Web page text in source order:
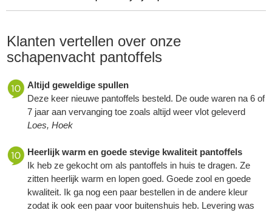
Klanten vertellen over onze
schapenvacht pantoffels
Altijd geweldige spullen
Deze keer nieuwe pantoffels besteld. De oude waren na 6 of
7 jaar aan vervanging toe zoals altijd weer vlot geleverd
Loes, Hoek
Heerlijk warm en goede stevige kwaliteit pantoffels
Ik heb ze gekocht om als pantoffels in huis te dragen. Ze
zitten heerlijk warm en lopen goed. Goede zool en goede
kwaliteit. Ik ga nog een paar bestellen in de andere kleur
zodat ik ook een paar voor buitenshuis heb. Levering was